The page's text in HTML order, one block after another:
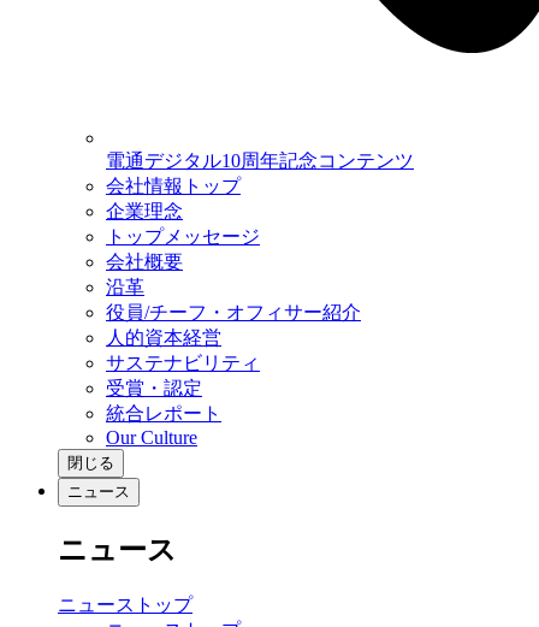
電通デジタル10周年記念コンテンツ
会社情報トップ
企業理念
トップメッセージ
会社概要
沿革
役員/チーフ・オフィサー紹介
人的資本経営
サステナビリティ
受賞・認定
統合レポート
Our Culture
閉じる
ニュース
ニュース
ニューストップ